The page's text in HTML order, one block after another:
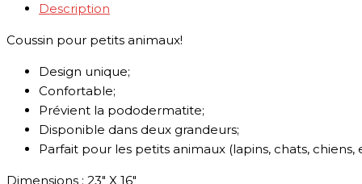
Description
Coussin pour petits animaux!
Design unique;
Confortable;
Prévient la pododermatite;
Disponible dans deux grandeurs;
Parfait pour les petits animaux (lapins, chats, chiens,
Dimensions : 23″ X 16″